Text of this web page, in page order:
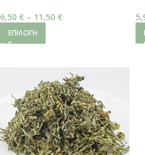
6,50 € – 11,50 €
ΕΠΙΛΟΓΉ